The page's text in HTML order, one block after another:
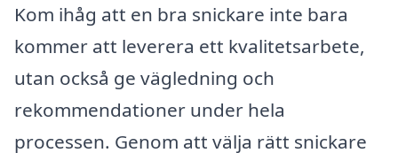
Kom ihåg att en bra snickare inte bara
kommer att leverera ett kvalitetsarbete,
utan också ge vägledning och
rekommendationer under hela
processen. Genom att välja rätt snickare